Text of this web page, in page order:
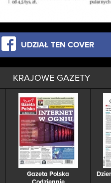
UDZIAŁ TEN COVER
KRAJOWE GAZETY
Gazeta Polska